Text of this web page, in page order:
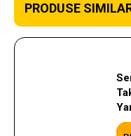
PRODUSE